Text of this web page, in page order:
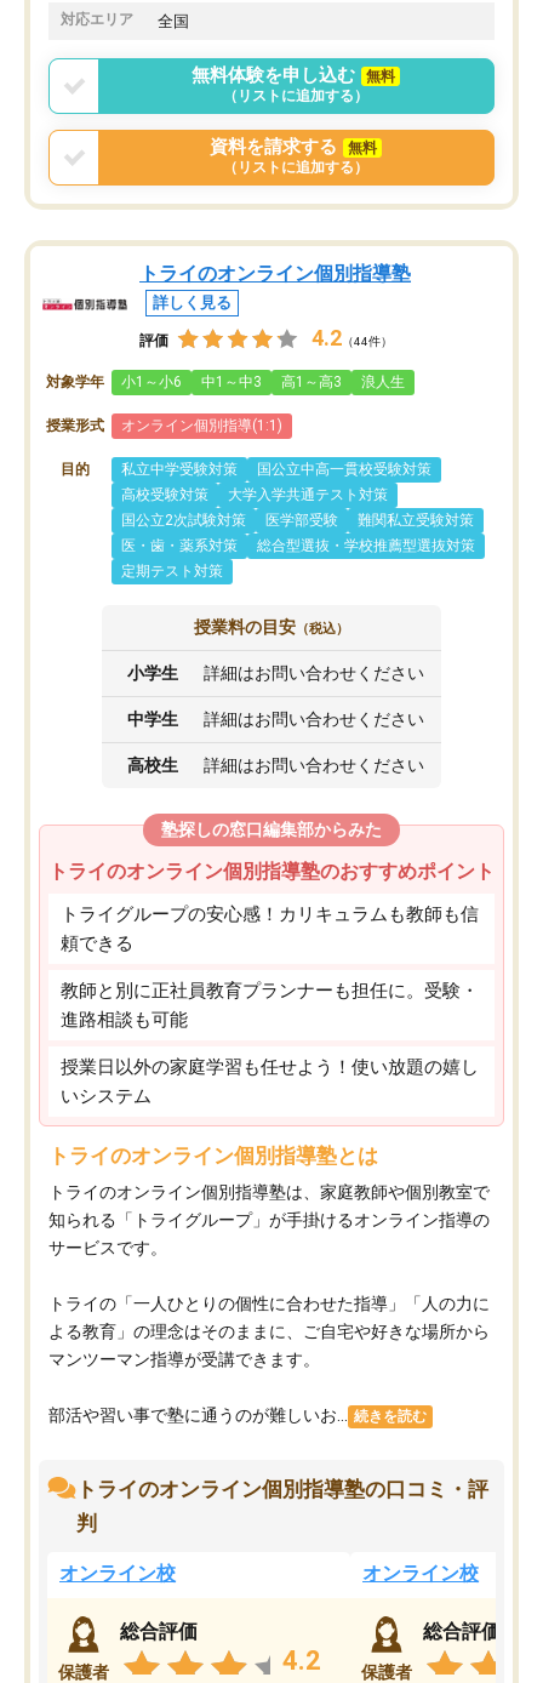
でした。
言う事で講師変更の申し出があり、あ
まりに短期での変更だった為、塾に通
う事にして退会しました。遅れも取り
戻せ、授業内容や講師の方は良かった
と思います。
対応エリア 全国
無料体験を申し込む
無料
（リストに追加する）
資料を請求する
無料
（リストに追加する）
トライのオンライン個別指導塾
詳しく見る
評価 4.2 （44件）
対象学年 小1～小6 中1～中3 高1～高3 浪人生
授業形式 オンライン個別指導(1:1)
目的 私立中学受験対策
国公立中高一貫校受験対策
高校受験対策
大学入学共通テスト対策
国公立2次試験対策
医学部受験
難関私立受験対策
医・歯・薬系対策
総合型選抜・学校推薦型選抜対策
定期テスト対策
授業料の目安 （税込）
小学生 詳細はお問い合わせください
中学生 詳細はお問い合わせください
高校生 詳細はお問い合わせください
塾探しの窓口編集部からみた
トライのオンライン個別指導塾のおすすめポイント
トライグループの安心感！カリキュラムも教師も信
頼できる
教師と別に正社員教育プランナーも担任に。受験・
進路相談も可能
授業日以外の家庭学習も任せよう！使い放題の嬉し
いシステム
トライのオンライン個別指導塾とは
トライのオンライン個別指導塾は、家庭教師や個別教室で
知られる「トライグループ」が手掛けるオンライン指導の
サービスです。
トライの「一人ひとりの個性に合わせた指導」「人の力に
よる教育」の理念はそのままに、ご自宅や好きな場所から
マンツーマン指導が受講できます。
部活や習い事で塾に通うのが難しいお... 続きを読む
トライのオンライン個別指導塾の口コミ・評
判
オンライン校
保護者
総合評価
4.2
オンライン校
保護者
総合評価